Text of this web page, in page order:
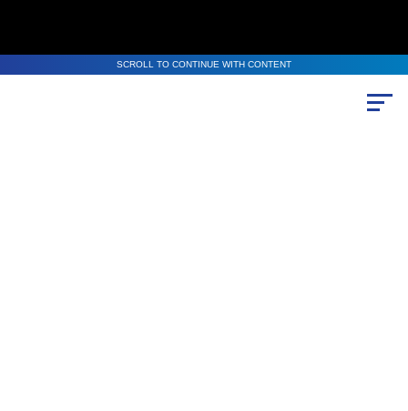
SCROLL TO CONTINUE WITH CONTENT